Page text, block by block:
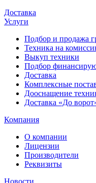
Доставка
Услуги
Подбор и продажа
Техника на
Выкуп техники
Подбор
Доставка
Комплексные
Дооснащение
Доставка «До
Компания
О компании
Лицензии
Производители
Реквизиты
Новости